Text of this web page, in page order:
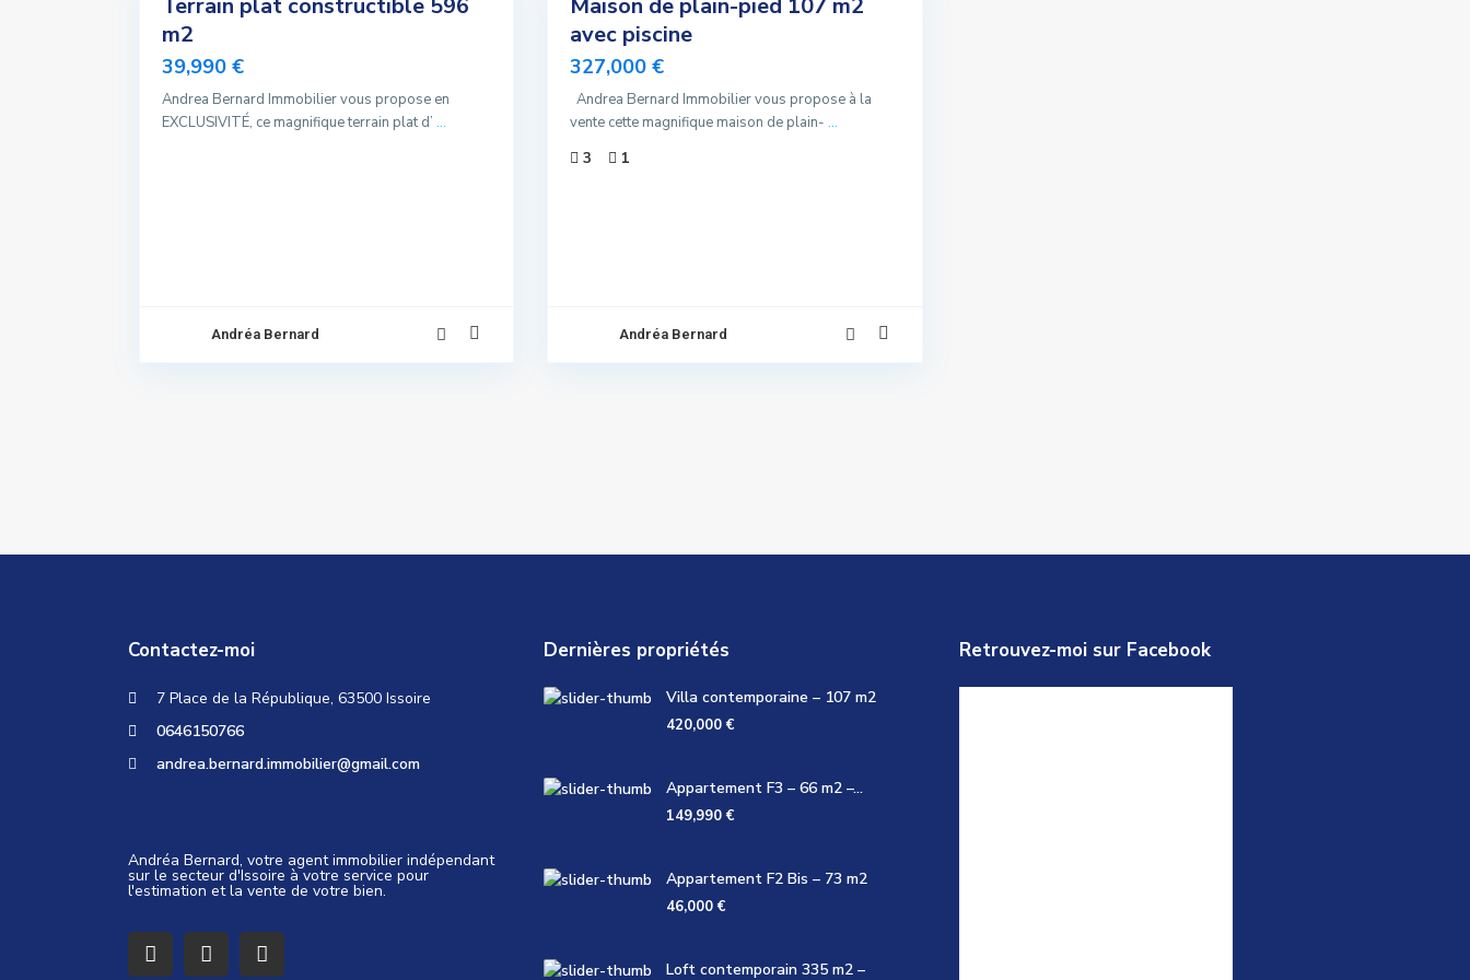
Terrain plat constructible 596
m2
39,990 €
Andrea Bernard Immobilier vous propose en
EXCLUSIVITÉ, ce magnifique terrain plat d’ ...
Andréa Bernard
Maison de plain-pied 107 m2
avec piscine
327,000 €
Andrea Bernard Immobilier vous propose à la
vente cette magnifique maison de plain-...
3
1
Andréa Bernard
Contactez-moi
7 Place de la République, 63500 Issoire
0646150766
andrea.bernard.immobilier@gmail.com
Andréa Bernard, votre agent immobilier indépendant
sur le secteur d'Issoire à votre service pour
l'estimation et la vente de votre bien.
Dernières propriétés
Villa contemporaine – 107 m2
420,000 €
Appartement F3 – 66 m2 –...
149,990 €
Appartement F2 Bis – 73 m2
46,000 €
Loft contemporain 335 m2 –
Retrouvez-moi sur Facebook